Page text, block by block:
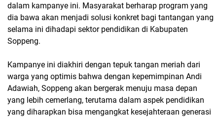
dalam kampanye ini. Masyarakat berharap program yang
dia bawa akan menjadi solusi konkret bagi tantangan yang
selama ini dihadapi sektor pendidikan di Kabupaten
Soppeng.
Kampanye ini diakhiri dengan tepuk tangan meriah dari
warga yang optimis bahwa dengan kepemimpinan Andi
Adawiah, Soppeng akan bergerak menuju masa depan
yang lebih cemerlang, terutama dalam aspek pendidikan
yang diharapkan bisa mengangkat kesejahteraan generasi